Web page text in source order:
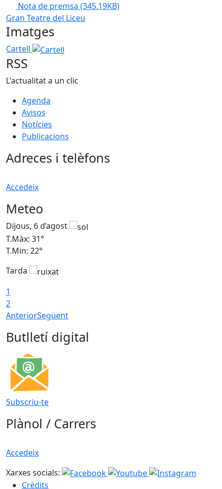
Nota de premsa (345.19KB)
Gran Teatre del Liceu
Imatges
Cartell
RSS
L'actualitat a un clic
Agenda
Avisos
Notícies
Publicacions
Adreces i telèfons
Accedeix
Meteo
Dijous, 6 d’agost
T.Màx: 31°
T.Min: 22°
Tarda
1
2
AnteriorSegüent
Butlletí digital
Subscriu-te
Plànol / Carrers
Accedeix
Xarxes socials:
Crèdits